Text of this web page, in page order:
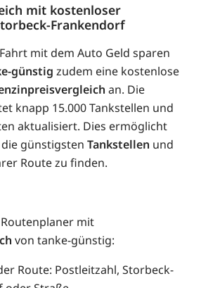
mit kostenloser
Frankendorf
mit dem Auto Geld sparen
günstig zudem eine kostenlose
an. Die
knapp 15.000 Tankstellen und
aktualisiert. Dies ermöglicht
günstigsten Tankstellen und
Route zu finden.
mit
von tanke-günstig:
Route: Postleitzahl, Storbeck-